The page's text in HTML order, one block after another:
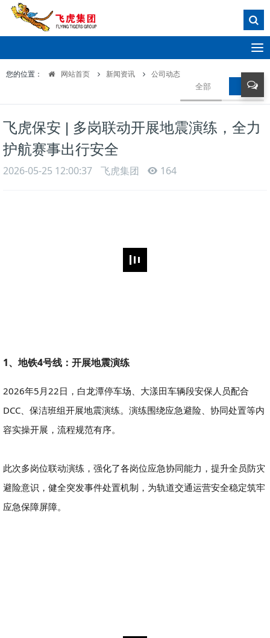
T
o
g
g
l
n
您的位置： 网站首页 新闻资讯 公司动态
全部 公司动
飞虎保安 | 多岗联动开展地震演练，全力
护航赛事出行安全
2026-05-25 12:00:37 飞虎集团 164
1、地铁4号线：开展地震演练
2026年5月22日，白龙潭停车场、大漾田车辆段安保人员配合
DCC、保洁班组开展地震演练。演练围绕应急避险、协同处置等内
容实操开展，流程规范有序。
此次多岗位联动演练，强化了各岗位应急协同能力，提升全员防灾
避险意识，健全突发事件处置机制，为轨道交通运营安全稳定筑牢
应急保障屏障。